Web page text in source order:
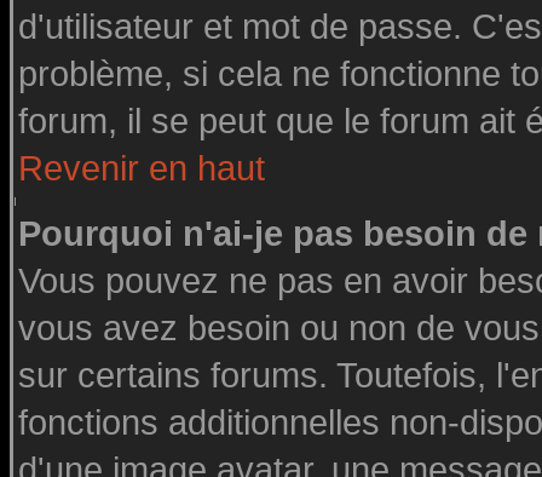
d'utilisateur et mot de passe.
problème, si cela ne fonctionne
forum, il se peut que le forum ait
Revenir en haut
Pourquoi n'ai-je pas besoin
Vous pouvez ne pas en avoir
vous avez besoin ou non de
sur certains forums. Toutefois,
fonctions additionnelles non-